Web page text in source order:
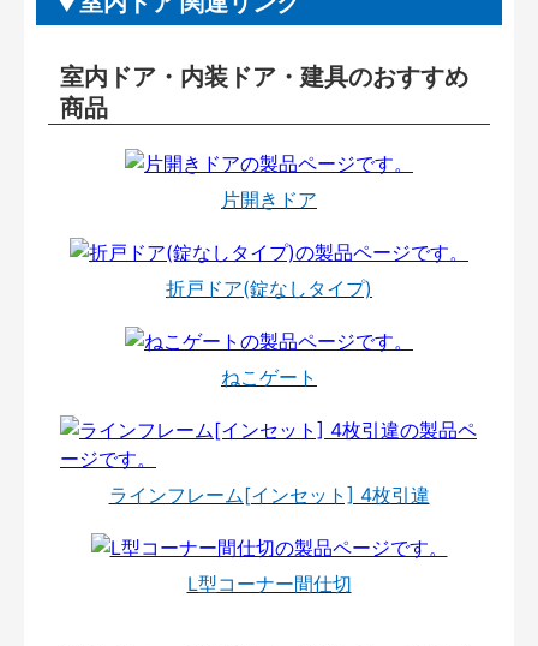
室内ドア・内装ドア・建具のおすすめ
商品
片開きドア
折戸ドア(錠なしタイプ)
ねこゲート
ラインフレーム[インセット] 4枚引違
L型コーナー間仕切